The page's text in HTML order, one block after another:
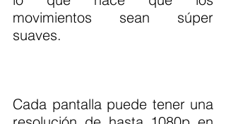
movimientos sean súper
suaves.
Cada pantalla puede tener una